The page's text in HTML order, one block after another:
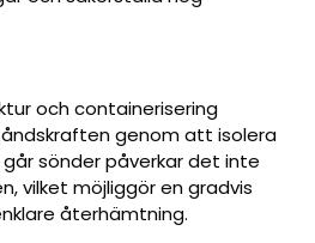
och containerisering
genom att isolera
sönder påverkar det inte
vilket möjliggör en gradvis
återhämtning.